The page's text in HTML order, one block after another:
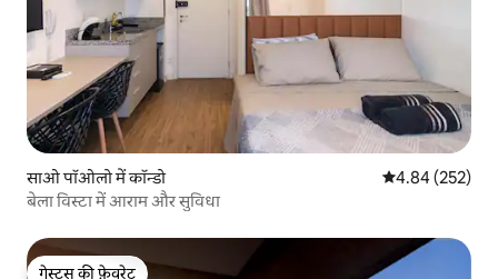
साओ पॉओलो में कॉन्डो औसत रेटिंग 5 में से
4.84 (252)
बेला विस्टा में आराम और सुविधा
गेस्ट्स की फ़ेवरेट